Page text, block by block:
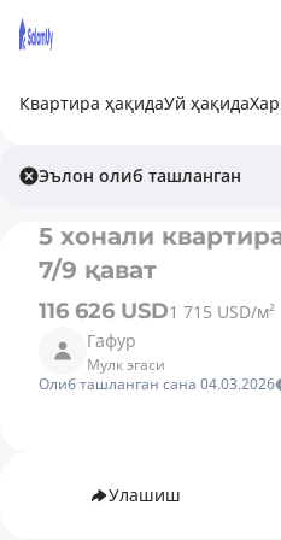
Квартира ҳақидаУй ҳақида
Эълон олиб ташланган
5 хонали
7/9 қават
116 626 USD1 715 USD/м²
Гафур
Мулк эгаси
Олиб ташланган сана 04.03.2026
Улашиш